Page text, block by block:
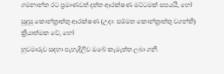
ගමනාන්ත රට ප්‍රමාණවත් දත්ත ආරක්ෂණ මට්ටමක් සපයයි, හෝ
සුදුසු කොන්ත්‍රාත්තු ආරක්ෂණ (උදා: සම්මත කොන්ත්‍රාත්තු වගන්ති)
ක්‍රියාත්මක වේ, හෝ
හුවමාරුව සඳහා පැහැදිලිව ඔබේ කැමැත්ත ලබා ගනී.